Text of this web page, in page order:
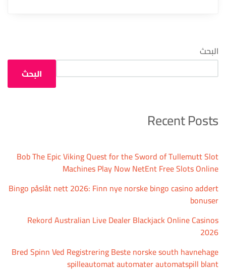
البحث
البحث
Recent Posts
Bob The Epic Viking Quest for the Sword of Tullemutt Slot
Machines Play Now NetEnt Free Slots Online
Bingo påslåt nett 2026: Finn nye norske bingo casino addert
bonuser
Rekord Australian Live Dealer Blackjack Online Casinos
2026
Bred Spinn Ved Registrering Beste norske south havnehage
spilleautomat automater automatspill blant